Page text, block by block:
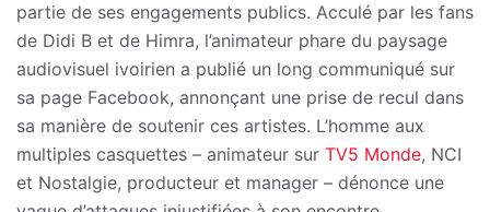
partie de ses engagements publics. Acculé par les fans
de Didi B et de Himra, l’animateur phare du paysage
audiovisuel ivoirien a publié un long communiqué sur
sa page Facebook, annonçant une prise de recul dans
sa manière de soutenir ces artistes. L’homme aux
multiples casquettes – animateur sur TV5 Monde, NCI
et Nostalgie, producteur et manager – dénonce une